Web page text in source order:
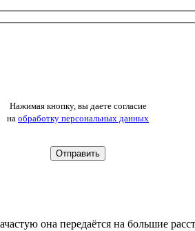
Нажимая кнопку, вы даете согласие
на обработку персональных данных
она передаётся на большие